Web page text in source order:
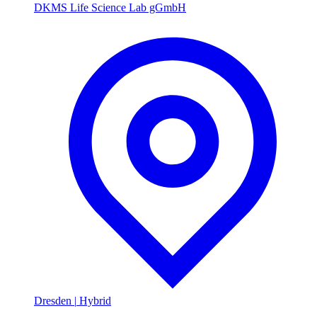
DKMS Life Science Lab gGmbH
Dresden | Hybrid